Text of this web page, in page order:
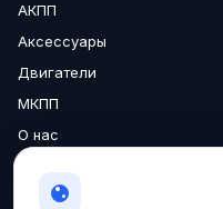
АКПП
Аксессуары
Двигатели
МКПП
О нас
Гарантия